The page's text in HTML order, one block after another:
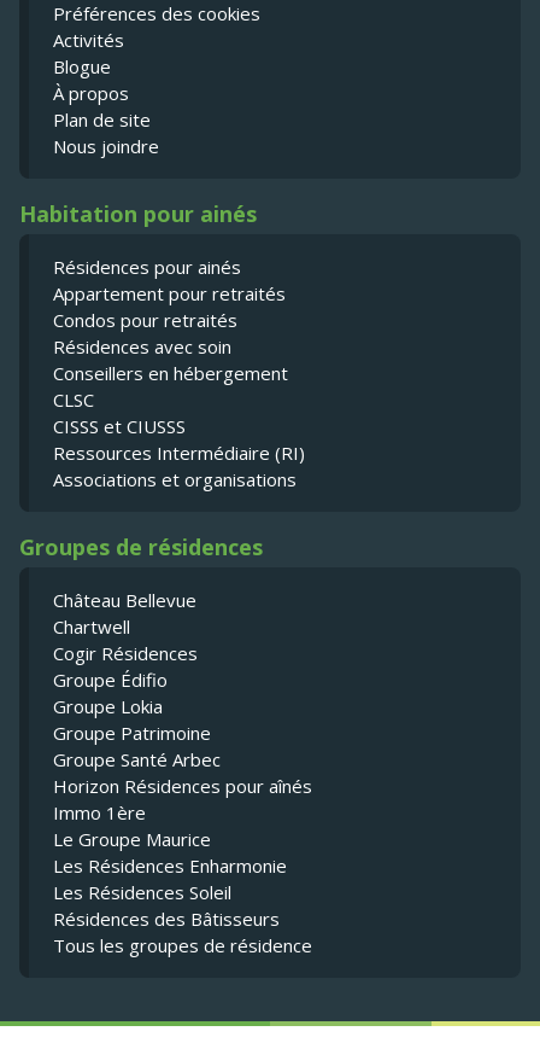
Préférences des cookies
Activités
Blogue
À propos
Plan de site
Nous joindre
Habitation pour ainés
Résidences pour ainés
Appartement pour retraités
Condos pour retraités
Résidences avec soin
Conseillers en hébergement
CLSC
CISSS et CIUSSS
Ressources Intermédiaire (RI)
Associations et organisations
Groupes de résidences
Château Bellevue
Chartwell
Cogir Résidences
Groupe Édifio
Groupe Lokia
Groupe Patrimoine
Groupe Santé Arbec
Horizon Résidences pour aînés
Immo 1ère
Le Groupe Maurice
Les Résidences Enharmonie
Les Résidences Soleil
Résidences des Bâtisseurs
Tous les groupes de résidence